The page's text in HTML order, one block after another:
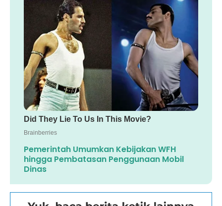
Pemerintah Umumkan Kebijakan WFH
hingga Pembatasan Penggunaan Mobil
Dinas